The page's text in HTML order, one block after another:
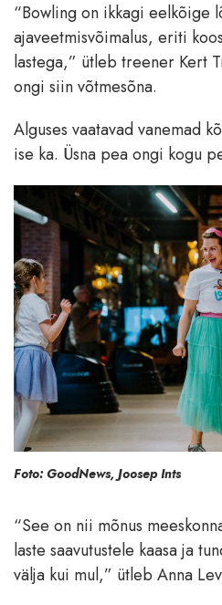
“Bowling on ikkagi eelkõige
ajaveetmisvõimalus, eriti
lastega,” ütleb treener Kert
ongi siin võtmesõna.
Alguses vaatavad vanemad
ise ka. Üsna pea ongi kogu
Foto: GoodNews, Joosep Ints
“See on nii mõnus
laste saavutustele kaasa ja
välja kui mul,” ütleb Anna